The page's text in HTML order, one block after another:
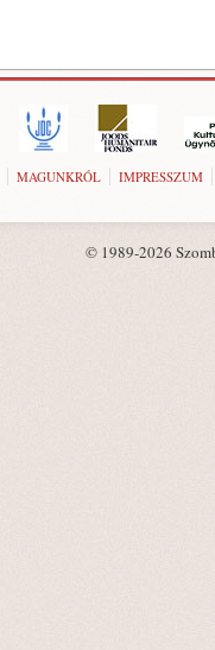
MAGUNKRÓL IMPRESSZUM
© 1989-2026